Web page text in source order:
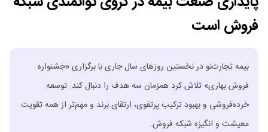
فروش است
بیمه تجارت‌نو در نخستین روزهای سال جاری با برگزاری «جشنواره
فروش بهاری» تلاش کرد همزمان سه هدف را دنبال کند: توسعه
خرده‌فروشی و بهبود ترکیب پرتفوی، ارتقای برند و مهم‌تر از همه تقویت
معیشت و انگیزه شبکه فروش.